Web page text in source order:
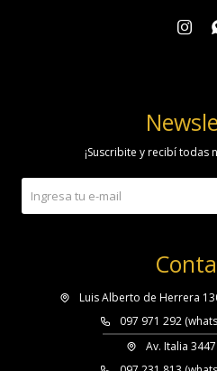

Luis Alberto de Herrera
097 971 292
Av. Italia
¡Suscribite y recibí todas